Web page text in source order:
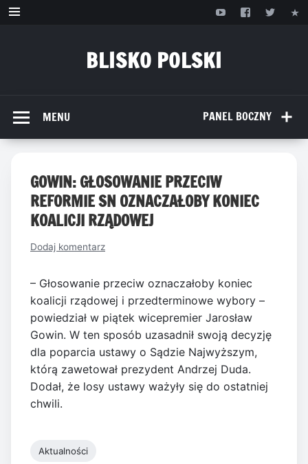
Przejdź
BLISKO POLSKI
PANEL BOCZNY
MENU
GOWIN: GŁOSOWANIE PRZECIW
REFORMIE SN OZNACZAŁOBY KONIEC
KOALICJI RZĄDOWEJ
Dodaj komentarz
– Głosowanie przeciw oznaczałoby koniec
koalicji rządowej i przedterminowe wybory –
powiedział w piątek wicepremier Jarosław
Gowin. W ten sposób uzasadnił swoją decyzję
dla poparcia ustawy o Sądzie Najwyższym,
którą zawetował prezydent Andrzej Duda.
Dodał, że losy ustawy ważyły się do ostatniej
chwili.
Aktualności